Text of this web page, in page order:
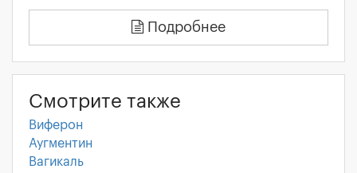
Подробнее
Смотрите также
Виферон
Аугментин
Вагикаль